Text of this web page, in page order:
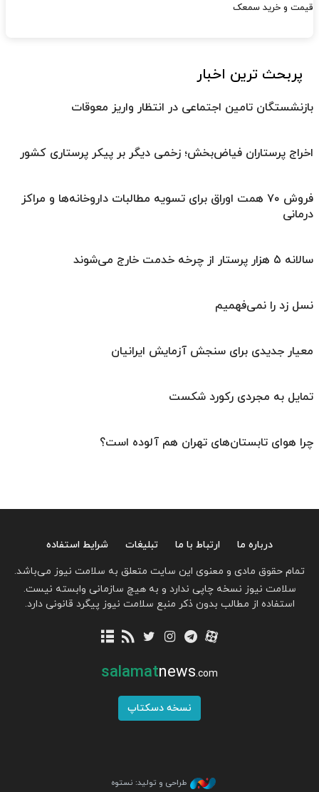
قیمت و خرید سمعک
پربحث ترین اخبار
بازنشستگان تامین اجتماعی در انتظار واریز معوقات
اخراج پرستاران فیاض‌بخش؛ زخمی دیگر بر پیکر پرستاری کشور
فروش ۷۰ همت اوراق برای تسویه مطالبات داروخانه‌ها و مراکز
درمانی
سالانه ۵ هزار پرستار از چرخه خدمت خارج می‌شوند
نسل زد را نمی‌فهمیم
معیار جدیدی برای سنجش آزمایش ایرانیان
تمایل به مجردی رکورد شکست
چرا هوای تابستان‌های تهران هم آلوده است؟
درباره ما ارتباط با ما تبلیغات
شرایط استفاده
تمام حقوق مادی و معنوی این سایت متعلق به سلامت نیوز می‌باشد.
سلامت نیوز نسخه چاپی ندارد و به هیچ سازمانی وابسته نیست.
استفاده از مطالب بدون ذکر منبع سلامت نیوز پیگرد قانونی دارد.
salamatnews.com
نسخه دسکتاپ
طراحی و تولید: نستوه